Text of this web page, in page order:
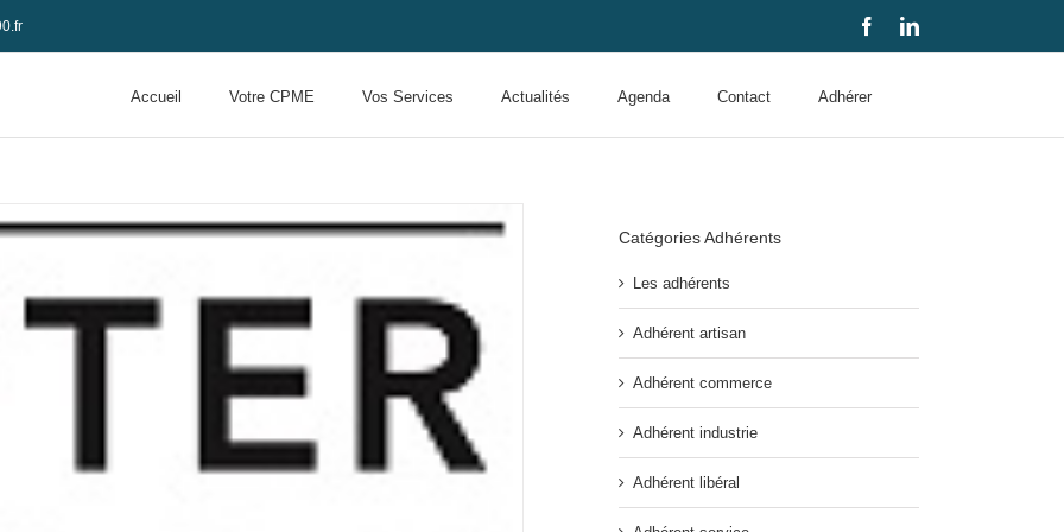
FacebookLinkedIn
Accueil Votre CPME Vos Services Actualités Agenda Contact Adhérer
Catégories Adhérents
Les adhérents
Adhérent artisan
Adhérent commerce
Adhérent industrie
Adhérent libéral